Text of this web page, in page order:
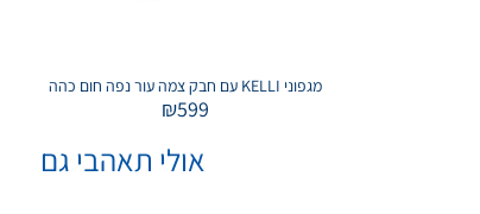
מגפוני KELLI עם חבק צמה עור נפה חום כהה
₪599
אולי תאהבי גם